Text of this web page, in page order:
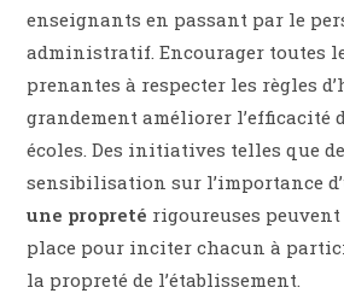
enseignants en passant par le
administratif. Encourager toutes
prenantes à respecter les règles
grandement améliorer l’efficacité
écoles. Des initiatives telles que
sensibilisation sur l’importance
une propreté rigoureuses peuvent
place pour inciter chacun à
la propreté de l’établissement.